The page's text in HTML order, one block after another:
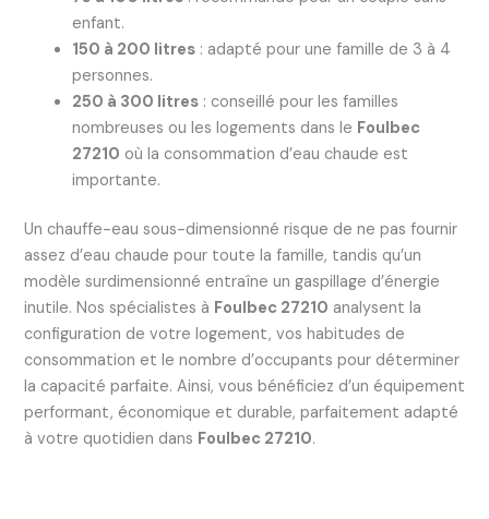
enfant.
150 à 200 litres: adapté pour une famille de 3 à 4
personnes.
250 à 300 litres: conseillé pour les familles
nombreuses ou les logements dans le Foulbec
27210 où la consommation d’eau chaude est
importante.
Un chauffe-eau sous-dimensionné risque de ne pas fournir
assez d’eau chaude pour toute la famille, tandis qu’un
modèle surdimensionné entraîne un gaspillage d’énergie
inutile. Nos spécialistes à Foulbec 27210 analysent la
configuration de votre logement, vos habitudes de
consommation et le nombre d’occupants pour déterminer
la capacité parfaite. Ainsi, vous bénéficiez d’un équipement
performant, économique et durable, parfaitement adapté
à votre quotidien dans Foulbec 27210.